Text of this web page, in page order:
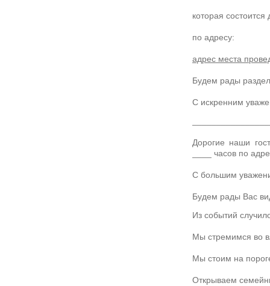
которая состоится
по адресу:
адрес места
Будем рады
С искренним
Дорогие наши
____ часов по
С большим
Будем рады Вас
Из событий
Мы стремимся во
Мы стоим на
Открываем